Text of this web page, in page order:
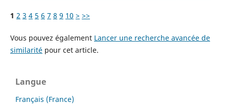
1 2 3 4 5 6 7 8 9 10 > >>
Vous pouvez également Lancer une recherche avancée de
similaritépour cet article.
Langue
Français (France)